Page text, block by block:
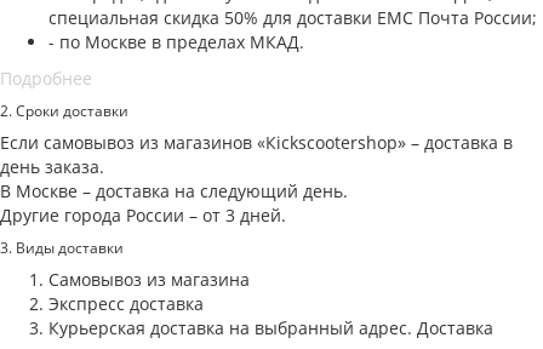
специальная скидка 50% для доставки ЕМС Почта России;
- по Москве в пределах МКАД.
Подробнее
2. Cроки доставки
Если самовывоз из магазинов «Кickscootershop» – доставка в
день заказа.
В Москве – доставка на следующий день.
Другие города России – от 3 дней.
3. Виды доставки
Самовывоз из магазина
Экспресс доставка
Курьерская доставка на выбранный адрес. Доставка